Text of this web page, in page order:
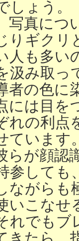
しょう。
真につ
りギク
人も多い
汲み取っ
者の色に
には目を
れの利点
ています
が顔認
参しても
ながらも
いこなせ
れでもブ